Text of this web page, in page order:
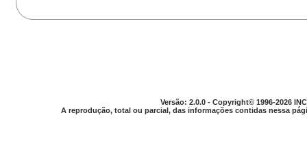
Versão: 2.0.0 - Copyright© 1996-2026
A reprodução, total ou parcial, das informações contidas nessa